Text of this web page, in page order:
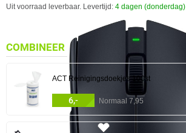
Uit voorraad leverbaar. Levertijd: 4 dagen (donderdag)
COMBINEER
ACT Reinigingsdoekjes 100st
6,- Normaal 7,95